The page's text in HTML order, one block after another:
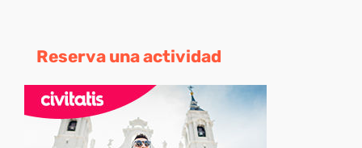
Reserva una actividad